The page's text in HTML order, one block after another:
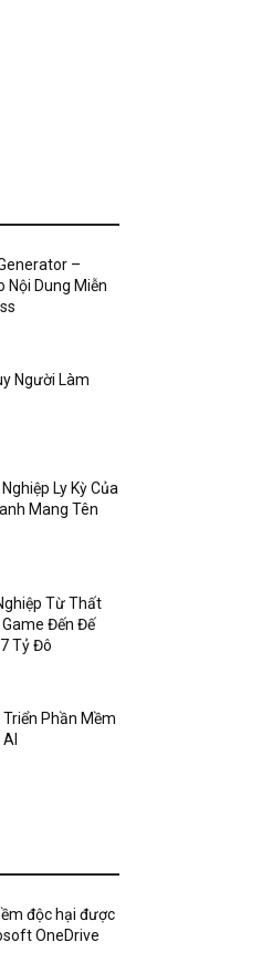
–
Nội Dung Miễn
Người Làm
Ly Kỳ Của
Mang Tên
Từ Thất
Đến Đế
Tỷ Đô
Phần Mềm
độc hại được
OneDrive